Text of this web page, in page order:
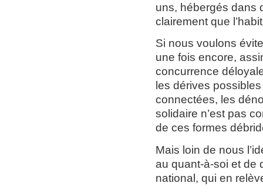
uns, hébergés dans
clairement que
Si nous voulons
une fois encore,
concurrence
les dérives
connectées, les
solidaire n’est pas
de ces formes
Mais loin de nous
au quant-à-soi et de
national, qui en